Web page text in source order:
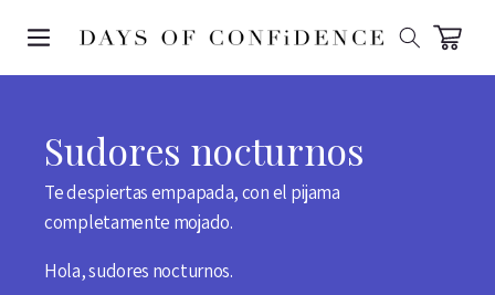
CONTENT
Carrito
Sudores nocturnos
Te despiertas empapada, con el pijama
completamente mojado.
Hola, sudores nocturnos.